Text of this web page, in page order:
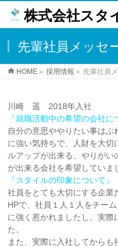
株式会社スタ
先輩社員メッセ
HOME » 採用情報 » 先輩社員
川崎 遥 2018年入社
『就職活動中の希望の会社に
自分の意思ややりたい事はぶ
に強い気持ちで、人財を大切
ルアップが出来る、やりがい
が出来る会社を希望していま
『スタイルの印象について』
社員をとても大切にする企業
HPで、社員１人１人をチー
に強く惹かれましたし、実際
た。
また、実際に入社してから